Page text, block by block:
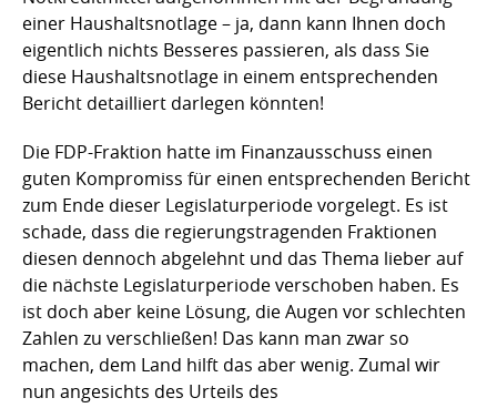
einer Haushaltsnotlage – ja, dann kann Ihnen doch
eigentlich nichts Besseres passieren, als dass Sie
diese Haushaltsnotlage in einem entsprechenden
Bericht detailliert darlegen könnten!
Die FDP-Fraktion hatte im Finanzausschuss einen
guten Kompromiss für einen entsprechenden Bericht
zum Ende dieser Legislaturperiode vorgelegt. Es ist
schade, dass die regierungstragenden Fraktionen
diesen dennoch abgelehnt und das Thema lieber auf
die nächste Legislaturperiode verschoben haben. Es
ist doch aber keine Lösung, die Augen vor schlechten
Zahlen zu verschließen! Das kann man zwar so
machen, dem Land hilft das aber wenig. Zumal wir
nun angesichts des Urteils des